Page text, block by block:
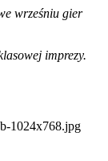
wrześniu gier
imprezy.
1024x768.jpg